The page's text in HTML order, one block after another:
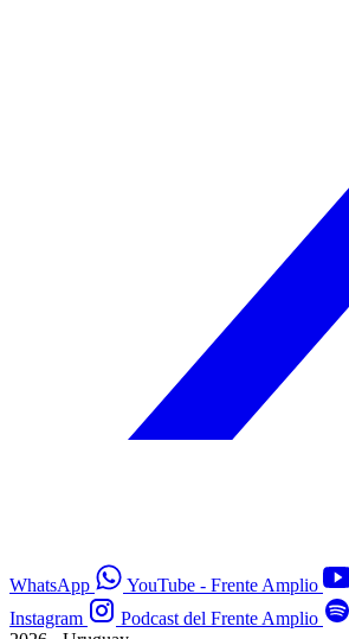
WhatsApp YouTube - Frente Amplio
Instagram
Podcast del Frente Amplio